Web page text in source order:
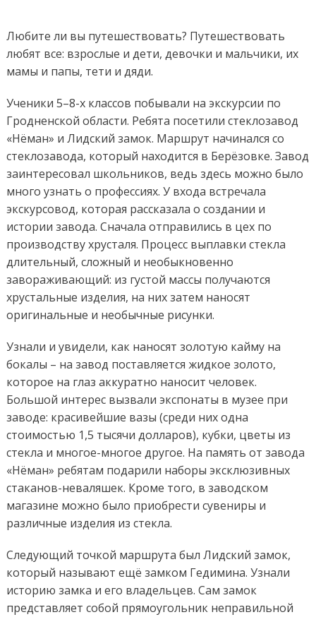
Любите ли вы путешествовать? Путешествовать
любят все: взрослые и дети, девочки и мальчики, их
мамы и папы, тети и дяди.
Ученики 5–8-х классов побывали на экскурсии по
Гродненской области. Ребята посетили стеклозавод
«Нёман» и Лидский замок. Маршрут начинался со
стеклозавода, который находится в Берёзовке. Завод
заинтересовал школьников, ведь здесь можно было
много узнать о профессиях. У входа встречала
экскурсовод, которая рассказала о создании и
истории завода. Сначала отправились в цех по
производству хрусталя. Процесс выплавки стекла
длительный, сложный и необыкновенно
завораживающий: из густой массы получаются
хрустальные изделия, на них затем наносят
оригинальные и необычные рисунки.
Узнали и увидели, как наносят золотую кайму на
бокалы – на завод поставляется жидкое золото,
которое на глаз аккуратно наносит человек.
Большой интерес вызвали экспонаты в музее при
заводе: красивейшие вазы (среди них одна
стоимостью 1,5 тысячи долларов), кубки, цветы из
стекла и многое-многое другое. На память от завода
«Нёман» ребятам подарили наборы эксклюзивных
стаканов-неваляшек. Кроме того, в заводском
магазине можно было приобрести сувениры и
различные изделия из стекла.
Следующий точкой маршрута был Лидский замок,
который называют ещё замком Гедимина. Узнали
историю замка и его владельцев. Сам замок
представляет собой прямоугольник неправильной